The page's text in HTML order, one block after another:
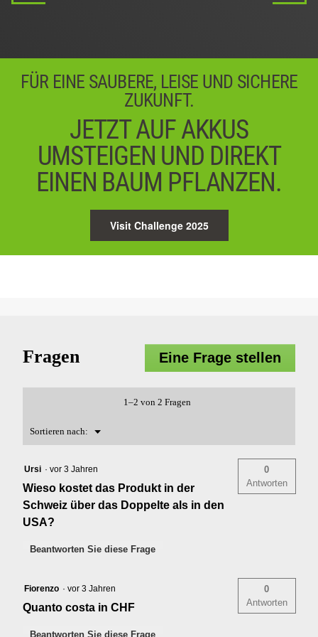
FÜR EINE SAUBERE, LEISE UND SICHERE
ZUKUNFT.
JETZT AUF AKKUS
UMSTEIGEN UND DIREKT
EINEN BAUM PFLANZEN.
Visit Challenge 2025
Fragen Eine Frage stellen
1–2 von 2 Fragen
Sortieren nach: ▼
Menü
Ursi · vor 3 Jahren
Wieso kostet das Produkt in der
Schweiz über das Doppelte als in den
USA?
0
Antworten
Beantworten Sie diese Frage
Fiorenzo · vor 3 Jahren
Quanto costa in CHF
0
Antworten
Beantworten Sie diese Frage